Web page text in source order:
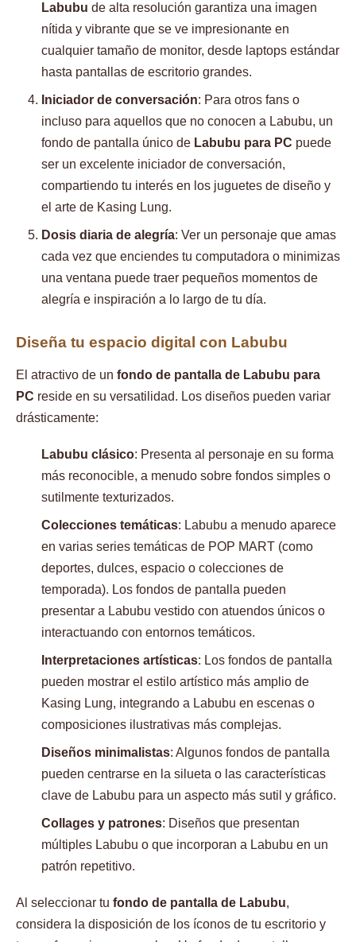
Labubu de alta resolución garantiza una imagen
nítida y vibrante que se ve impresionante en
cualquier tamaño de monitor, desde laptops estándar
hasta pantallas de escritorio grandes.
Iniciador de conversación: Para otros fans o
incluso para aquellos que no conocen a Labubu, un
fondo de pantalla único de Labubu para PC puede
ser un excelente iniciador de conversación,
compartiendo tu interés en los juguetes de diseño y
el arte de Kasing Lung.
Dosis diaria de alegría: Ver un personaje que amas
cada vez que enciendes tu computadora o minimizas
una ventana puede traer pequeños momentos de
alegría e inspiración a lo largo de tu día.
Diseña tu espacio digital con Labubu
El atractivo de un fondo de pantalla de Labubu para
PC reside en su versatilidad. Los diseños pueden variar
drásticamente:
Labubu clásico: Presenta al personaje en su forma
más reconocible, a menudo sobre fondos simples o
sutilmente texturizados.
Colecciones temáticas: Labubu a menudo aparece
en varias series temáticas de POP MART (como
deportes, dulces, espacio o colecciones de
temporada). Los fondos de pantalla pueden
presentar a Labubu vestido con atuendos únicos o
interactuando con entornos temáticos.
Interpretaciones artísticas: Los fondos de pantalla
pueden mostrar el estilo artístico más amplio de
Kasing Lung, integrando a Labubu en escenas o
composiciones ilustrativas más complejas.
Diseños minimalistas: Algunos fondos de pantalla
pueden centrarse en la silueta o las características
clave de Labubu para un aspecto más sutil y gráfico.
Collages y patrones: Diseños que presentan
múltiples Labubu o que incorporan a Labubu en un
patrón repetitivo.
Al seleccionar tu fondo de pantalla de Labubu,
considera la disposición de los íconos de tu escritorio y